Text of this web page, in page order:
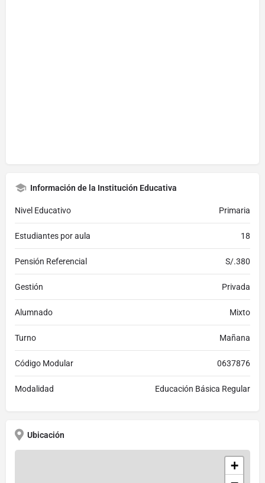
Información de la Institución Educativa
Nivel Educativo Primaria
Estudiantes por aula 18
Pensión Referencial S/.380
Gestión Privada
Alumnado Mixto
Turno Mañana
Código Modular 0637876
Modalidad Educación Básica Regular
Ubicación
+